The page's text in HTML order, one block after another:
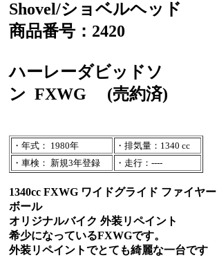
Shovel/ショベルヘッド
商品番号：2420
ハーレーダビッドソ
ン FXWG (売約済)
・年式： 1980年
・排気量：1340 cc
・車検： 新規3年登録
・走行：----
1340cc FXWG ワイドグライド ファイヤー
ボール
オリジナルバイク 外装リペイント
希少になっているFXWGです。
外装リペイントでとても綺麗な一台です